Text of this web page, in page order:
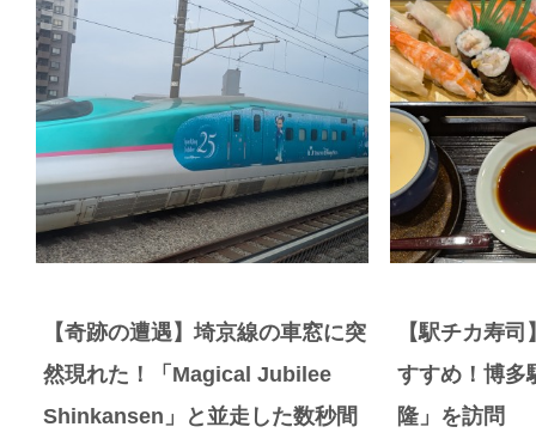
【奇跡の遭遇】埼京線の車窓に突
然現れた！「Magical Jubilee
Shinkansen」と並走した数秒間
【駅チカ寿
すすめ！博多
隆」を訪問